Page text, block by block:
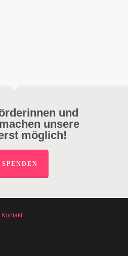
und
unsere
möglich!
SPENDEN
Kontakt